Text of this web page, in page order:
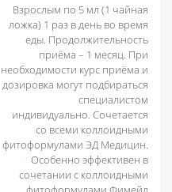
Взрослым по 5 мл (1 чайная
ложка) 1 раз в день во время
еды. Продолжительность
приёма – 1 месяц. При
необходимости курс приёма и
дозировка могут подбираться
специалистом
индивидуально. Сочетается
со всеми коллоидными
фитоформулами ЭД Медицин.
Особенно эффективен в
сочетании с коллоидными